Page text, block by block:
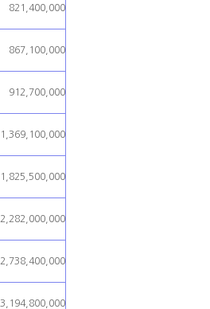
821,400,000
867,100,000
912,700,000
1,369,100,000
1,825,500,000
2,282,000,000
2,738,400,000
3,194,800,000